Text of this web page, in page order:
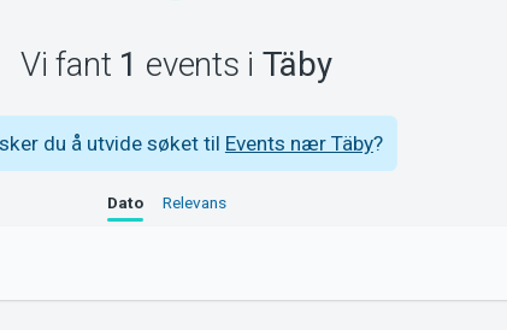
Vi fant 1 events i Täby
du å utvide søket til Events nær Täby?
Dato Relevans